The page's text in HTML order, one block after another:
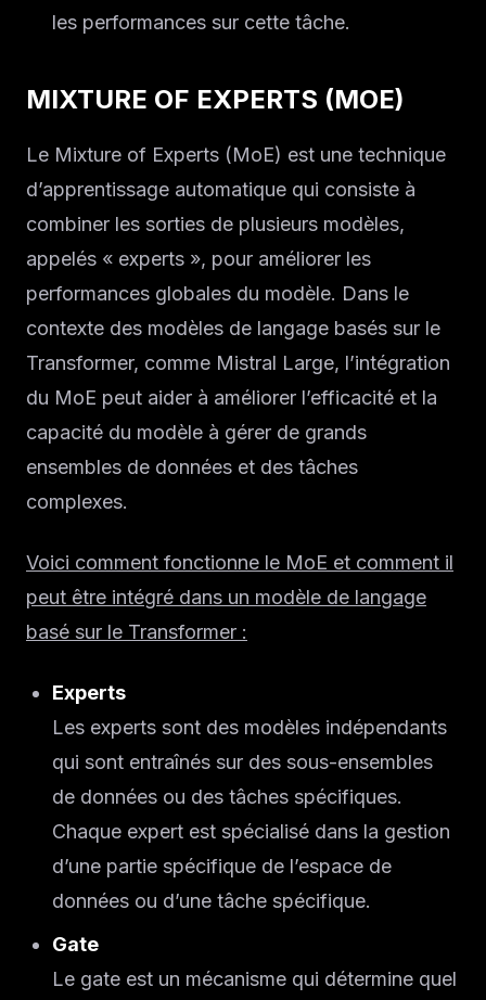
les performances sur cette tâche.
MIXTURE OF EXPERTS (MOE)
Le Mixture of Experts (MoE) est une technique
d’apprentissage automatique qui consiste à
combiner les sorties de plusieurs modèles,
appelés « experts », pour améliorer les
performances globales du modèle. Dans le
contexte des modèles de langage basés sur le
Transformer, comme Mistral Large, l’intégration
du MoE peut aider à améliorer l’efficacité et la
capacité du modèle à gérer de grands
ensembles de données et des tâches
complexes.
Voici comment fonctionne le MoE et comment il
peut être intégré dans un modèle de langage
basé sur le Transformer :
Experts
Les experts sont des modèles indépendants
qui sont entraînés sur des sous-ensembles
de données ou des tâches spécifiques.
Chaque expert est spécialisé dans la gestion
d’une partie spécifique de l’espace de
données ou d’une tâche spécifique.
Gate
Le gate est un mécanisme qui détermine quel